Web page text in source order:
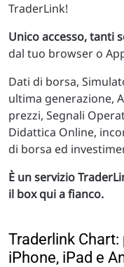
TraderLink!
Unico accesso, tanti
dal tuo browser o
Dati di borsa,
ultima generazione,
prezzi, Segnali
Didattica Online,
di borsa ed
È un servizio
il box qui a fianco.
Traderlink
iPhone, iPad e